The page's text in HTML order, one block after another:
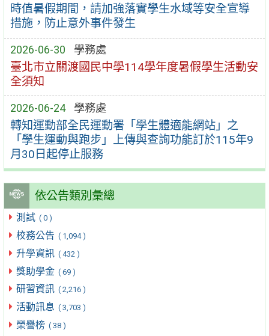
時值暑假期間，請加強落實學生水域等安全宣導
措施，防止意外事件發生
2026-06-30 學務處
臺北市立關渡國民中學114學年度暑假學生活動安
全須知
2026-06-24 學務處
轉知運動部全民運動署「學生體適能網站」之
「學生運動與跑步」上傳與查詢功能訂於115年9
月30日起停止服務
依公告類別彙總
測試 ( 0 )
校務公告 ( 1,094 )
升學資訊 ( 432 )
獎助學金 ( 69 )
研習資訊 ( 2,216 )
活動訊息 ( 3,703 )
榮譽榜 ( 38 )